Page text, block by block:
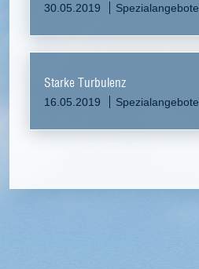
30.05.2019 Spezialangebote
Starke Turbulenz
16.05.2019 Spezialangebote